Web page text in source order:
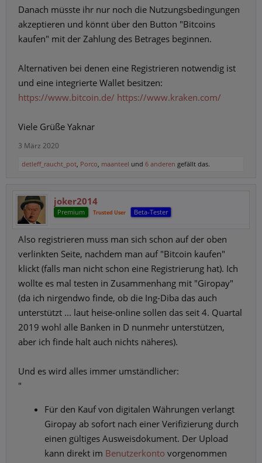
Danach müsste ihr nur noch die Nutzungsbedingungen
akzeptieren und könnt über den Button "Bitcoins
kaufen" mit der Zahlung des Betrages beginnen.
Alternativen bei denen eine Registrieren notwendig ist
und eine integrierte Wallet besitzen:
https://www.bitcoin.de/ https://www.kraken.com/
Viele Grüße Yaknar
3 März 2020
detleff_raucht_pot, Porco, maanteel und 6 anderen gefällt das.
joker2014
Premium Trusted User Beta-Tester
Also registrieren muss man sich schon auf der oben
verlinkten Seite, nachdem man auf "Bitcoin kaufen"
klickt (falls man nicht schon eine Registrierung hat). Ich
wollte es mal testen in Zusammenhang mit "Giropay"
(da ich nirgendwo finde, ob die Ing-Diba das auch
unterstützt ... laut heise-online sollen das seit 4. Quartal
2019 wohl alle Banken in D nunmehr unterstützen,
aber ich finde halt auch nichts näheres).
Und es wird alles immer umständlicher:
"
Für den Kauf von digitalen Währungen verlangt
Giropay ab sofort nach einer Verifizierung durch
einen gültiges Ausweisdokument. Der Upload
kann direkt im Benutzerkonto vorgenommen